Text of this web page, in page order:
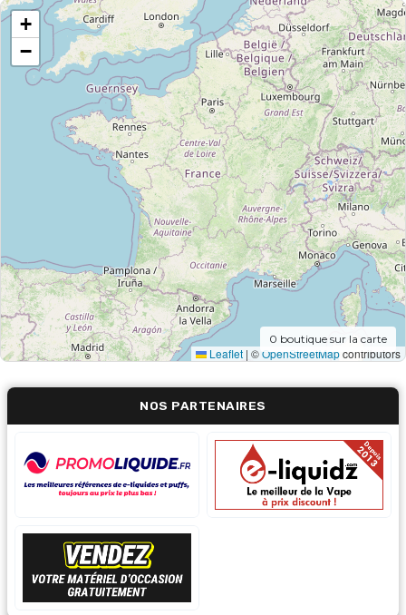
+
−
Leaflet | ©OpenStreetMapcontributors
0 boutique sur la carte
NOS PARTENAIRES